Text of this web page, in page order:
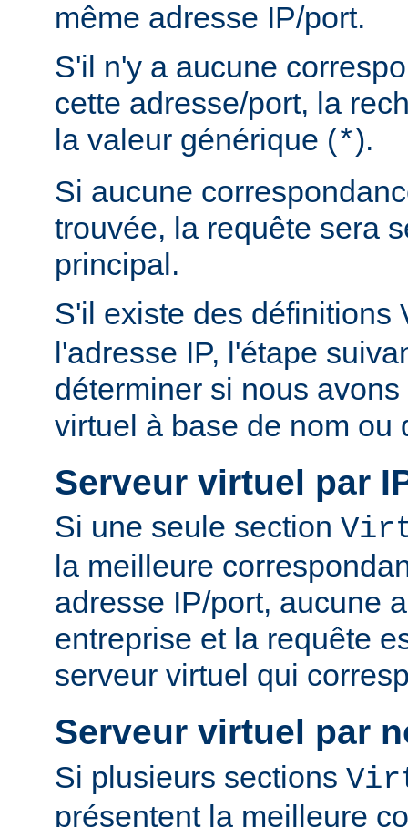
même adresse IP/port.
S'il n'y a aucune
cette adresse/port, la
la valeur générique (*).
Si aucune
trouvée, la requête sera
principal.
S'il existe des définitions
l'adresse IP, l'étape
déterminer si nous
virtuel à base de nom ou
Serveur virtuel par
Si une seule section
la meilleure
adresse IP/port, aucune
entreprise et la requête
serveur virtuel qui
Serveur virtuel par
Si plusieurs sections
présentent la meilleure